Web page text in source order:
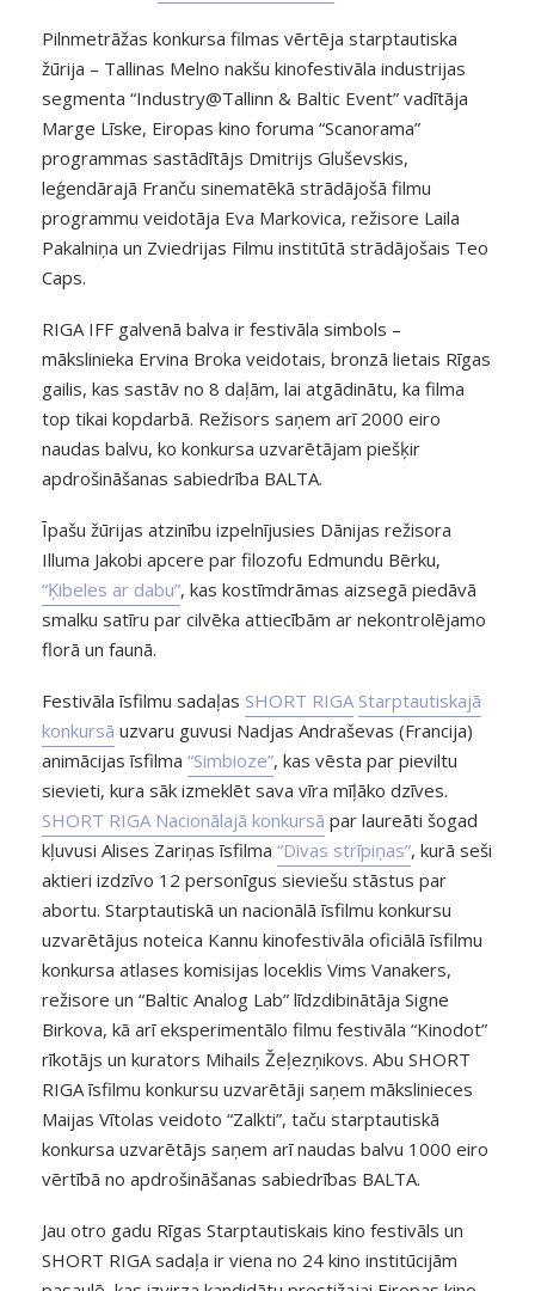
Pilnmetrāžas konkursa filmas vērtēja starptautiska
žūrija – Tallinas Melno nakšu kinofestivāla industrijas
segmenta “Industry@Tallinn & Baltic Event” vadītāja
Marge Līske, Eiropas kino foruma “Scanorama”
programmas sastādītājs Dmitrijs Gluševskis,
leģendārajā Franču sinematēkā strādājošā filmu
programmu veidotāja Eva Markovica, režisore Laila
Pakalniņa un Zviedrijas Filmu institūtā strādājošais Teo
Caps.
RIGA IFF galvenā balva ir festivāla simbols –
mākslinieka Ervina Broka veidotais, bronzā lietais Rīgas
gailis, kas sastāv no 8 daļām, lai atgādinātu, ka filma
top tikai kopdarbā. Režisors saņem arī 2000 eiro
naudas balvu, ko konkursa uzvarētājam piešķir
apdrošināšanas sabiedrība BALTA.
Īpašu žūrijas atzinību izpelnījusies Dānijas režisora
Illuma Jakobi apcere par filozofu Edmundu Bērku,
“Ķibeles ar dabu”, kas kostīmdrāmas aizsegā piedāvā
smalku satīru par cilvēka attiecībām ar nekontrolējamo
florā un faunā.
Festivāla īsfilmu sadaļas SHORT RIGA Starptautiskajā
konkursā uzvaru guvusi Nadjas Andraševas (Francija)
animācijas īsfilma “Simbioze”, kas vēsta par pieviltu
sievieti, kura sāk izmeklēt sava vīra mīļāko dzīves.
SHORT RIGA Nacionālajā konkursā par laureāti šogad
kļuvusi Alises Zariņas īsfilma “Divas strīpiņas”, kurā seši
aktieri izdzīvo 12 personīgus sieviešu stāstus par
abortu. Starptautiskā un nacionālā īsfilmu konkursu
uzvarētājus noteica Kannu kinofestivāla oficiālā īsfilmu
konkursa atlases komisijas loceklis Vims Vanakers,
režisore un “Baltic Analog Lab” līdzdibinātāja Signe
Birkova, kā arī eksperimentālo filmu festivāla “Kinodot”
rīkotājs un kurators Mihails Žeļezņikovs. Abu SHORT
RIGA īsfilmu konkursu uzvarētāji saņem mākslinieces
Maijas Vītolas veidoto “Zalkti”, taču starptautiskā
konkursa uzvarētājs saņem arī naudas balvu 1000 eiro
vērtībā no apdrošināšanas sabiedrības BALTA.
Jau otro gadu Rīgas Starptautiskais kino festivāls un
SHORT RIGA sadaļa ir viena no 24 kino institūcijām